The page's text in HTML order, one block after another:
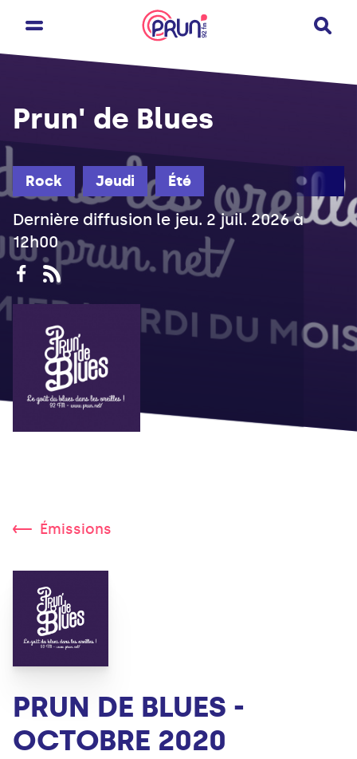
Rock Jeudi Été
Prun' de Blues
Dernière diffusion le jeu. 2 juil. 2026 à
12h00
Émissions
PRUN DE BLUES -
OCTOBRE 2020